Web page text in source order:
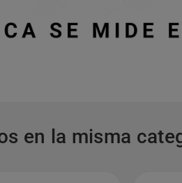
en la misma